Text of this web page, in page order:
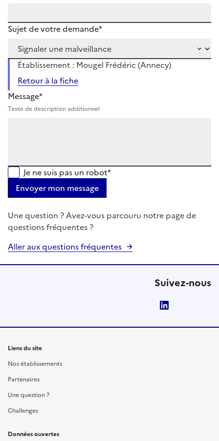
Sujet de votre demande*
Établissement : Mougel Frédéric (Annecy)
Retour à la fiche
Message*
Texte de description additionnel
Je ne suis pas un robot*
Envoyer mon message
Une question ? Avez-vous parcouru notre page de
questions fréquentes ?
Aller aux questions fréquentes
Suivez-nous
Liens du site
Nos établissements
Partenaires
Une question ?
Challenges
Données ouvertes